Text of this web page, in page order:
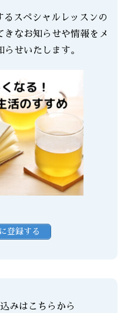
スペシャルレッスンの
きなお知らせや情報をメ
せいたします。
登録する
みはこちらから